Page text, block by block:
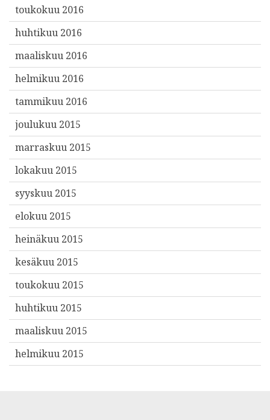
toukokuu 2016
huhtikuu 2016
maaliskuu 2016
helmikuu 2016
tammikuu 2016
joulukuu 2015
marraskuu 2015
lokakuu 2015
syyskuu 2015
elokuu 2015
heinäkuu 2015
kesäkuu 2015
toukokuu 2015
huhtikuu 2015
maaliskuu 2015
helmikuu 2015